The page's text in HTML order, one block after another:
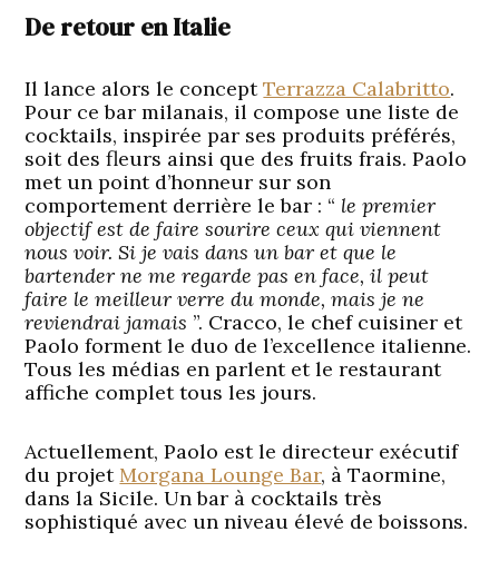
De retour en Italie
Il lance alors le conceptTerrazza Calabritto.
Pour ce bar milanais, il compose une liste de
cocktails, inspirée par ses produits préférés,
soit des fleurs ainsi que des fruits frais. Paolo
met un point d’honneur sur son
comportement derrière le bar : “ le premier
objectif est de faire sourire ceux qui viennent
nous voir. Si je vais dans un bar et que le
bartender ne me regarde pas en face, il peut
faire le meilleur verre du monde, mais je ne
reviendrai jamais ”. Cracco, le chef cuisiner et
Paolo forment le duo de l’excellence italienne.
Tous les médias en parlent et le restaurant
affiche complet tous les jours.
Actuellement, Paolo est le directeur exécutif
du projetMorgana Lounge Bar, à Taormine,
dans la Sicile. Un bar à cocktails très
sophistiqué avec un niveau élevé de boissons.